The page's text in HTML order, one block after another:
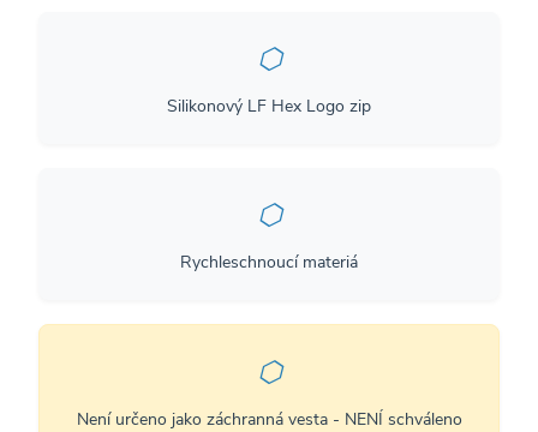
⬡
Silikonový LF Hex Logo zip
⬡
Rychleschnoucí materiá
⬡
Není určeno jako záchranná vesta - NENÍ schváleno